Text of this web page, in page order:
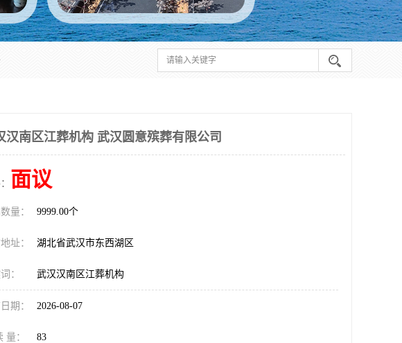
服务、异地骨灰接送返乡
汉南区江葬机构 武汉圆意殡葬有限公司
面议
量： 9999.00个
址： 湖北省武汉市东西湖区
： 武汉汉南区江葬机构
期： 2026-08-07
量： 83